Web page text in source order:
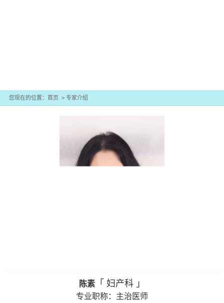
您现在的位置： 首页 > 专家介绍
陈素 「 妇产科 」
专业职称：主治医师